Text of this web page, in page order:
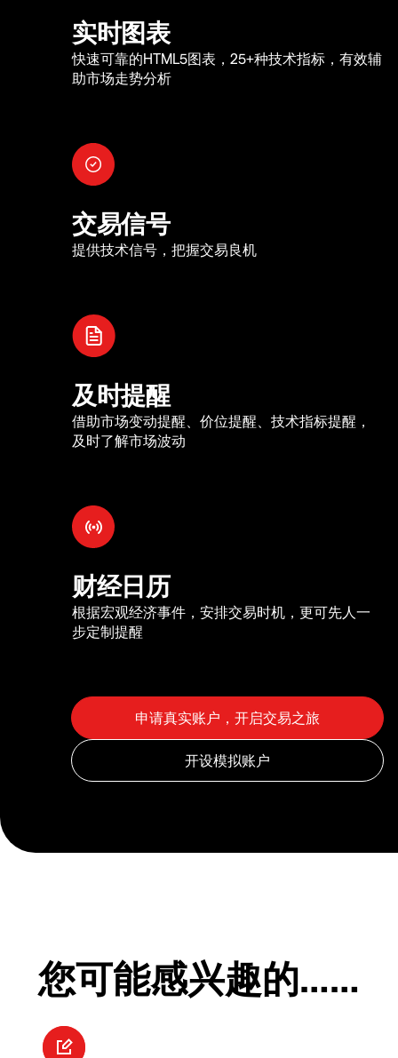
实时图表
快速可靠的HTML5图表，25+种技术指标，有效辅
助市场走势分析
交易信号
提供技术信号，把握交易良机
及时提醒
借助市场变动提醒、价位提醒、技术指标提醒，
及时了解市场波动
财经日历
根据宏观经济事件，安排交易时机，更可先人一
步定制提醒
您可能感兴趣的……